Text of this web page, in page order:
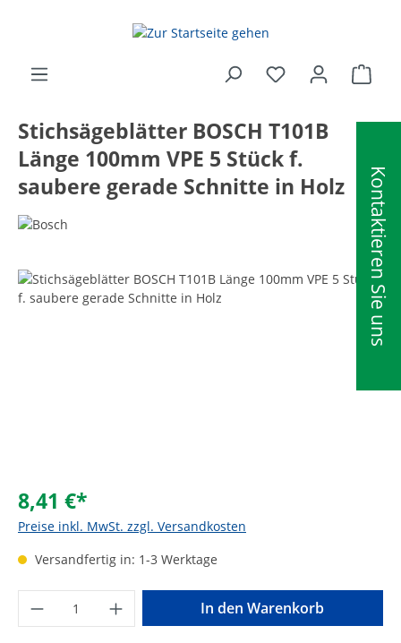
Kontaktieren Sie uns
Stichsägeblätter BOSCH T101B
Länge 100mm VPE 5 Stück f.
saubere gerade Schnitte in Holz
Bildergalerie überspringen
8,41 €*
Preise inkl. MwSt. zzgl. Versandkosten
Versandfertig in: 1-3 Werktage
Produkt Anzahl: Gib den gewünschten
In den Warenkorb